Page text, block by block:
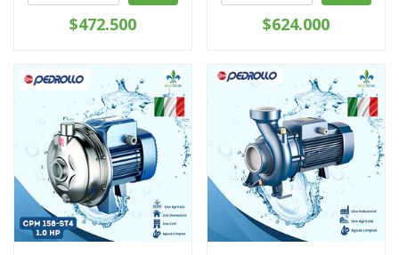
$472.500 $624.000